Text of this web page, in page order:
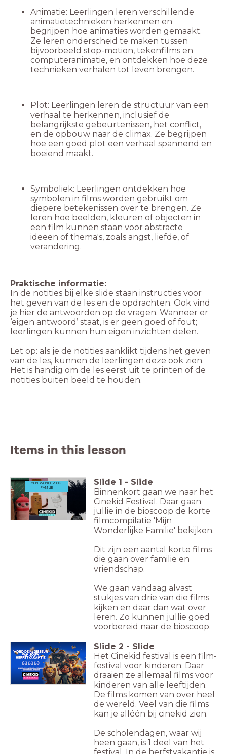
Animatie: Leerlingen leren verschillende
animatietechnieken herkennen en
begrijpen hoe animaties worden gemaakt.
Ze leren onderscheid te maken tussen
bijvoorbeeld stop-motion, tekenfilms en
computeranimatie, en ontdekken hoe deze
technieken verhalen tot leven brengen.
Plot: Leerlingen leren de structuur van een
verhaal te herkennen, inclusief de
belangrijkste gebeurtenissen, het conflict,
en de opbouw naar de climax. Ze begrijpen
hoe een goed plot een verhaal spannend en
boeiend maakt.
Symboliek: Leerlingen ontdekken hoe
symbolen in films worden gebruikt om
diepere betekenissen over te brengen. Ze
leren hoe beelden, kleuren of objecten in
een film kunnen staan voor abstracte
ideeën of thema's, zoals angst, liefde, of
verandering.
Praktische informatie:
In de notities bij elke slide staan instructies voor
het geven van de les en de opdrachten. Ook vind
je hier de antwoorden op de vragen. Wanneer er
‘eigen antwoord’ staat, is er geen goed of fout;
leerlingen kunnen hun eigen inzichten delen.
Let op: als je de notities aanklikt tijdens het geven
van de les, kunnen de leerlingen deze ook zien.
Het is handig om de les eerst uit te printen of de
notities buiten beeld te houden.
Items in this lesson
MIJN WONDERLIJKE
FAMILIE
Slide 1 - Slide
Binnenkort gaan we naar het
Cinekid Festival. Daar gaan
jullie in de bioscoop de korte
filmcompilatie 'Mijn
Wonderlijke Familie' bekijken.
Dit zijn een aantal korte films
die gaan over familie en
vriendschap.
We gaan vandaag alvast
stukjes van drie van die films
kijken en daar dan wat over
leren. Zo kunnen jullie goed
voorbereid naar de bioscoop.
Slide 2 - Slide
Het Cinekid festival is een film-
festival voor kinderen. Daar
draaien ze allemaal films voor
kinderen van alle leeftijden.
De films komen van over heel
de wereld. Veel van die films
kan je alléén bij cinekid zien.
De scholendagen, waar wij
heen gaan, is 1 deel van het